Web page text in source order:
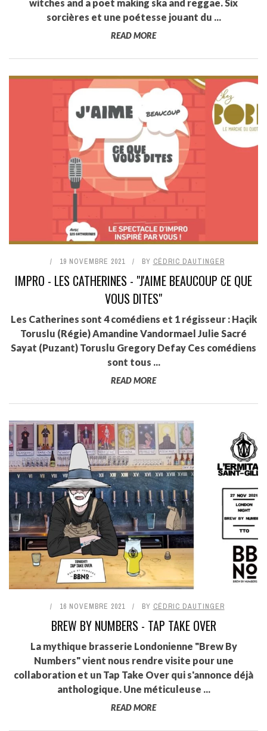
witches and a poet making ska and reggae. Six
sorcières et une poétesse jouant du ...
READ MORE
19 NOVEMBRE 2021 BY CÉDRIC DAUTINGER
IMPRO - LES CATHERINES - "J'AIME BEAUCOUP CE QUE
VOUS DITES"
Les Catherines sont 4 comédiens et 1 régisseur : Haçik
Toruslu (Régie) Amandine Vandormael Julie Sacré
Sayat (Puzant) Toruslu Gregory Defay Ces comédiens
sont tous ...
READ MORE
16 NOVEMBRE 2021 BY CÉDRIC DAUTINGER
BREW BY NUMBERS - TAP TAKE OVER
La mythique brasserie Londonienne "Brew By
Numbers" vient nous rendre visite pour une
collaboration et un Tap Take Over qui s'annonce déjà
anthologique. Une méticuleuse ...
READ MORE